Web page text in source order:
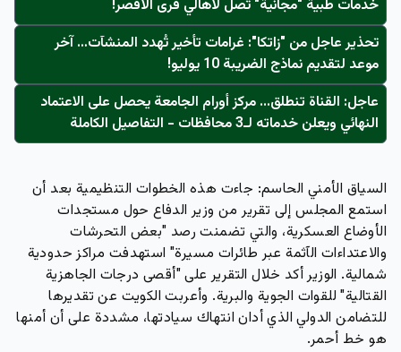
خدمات طبية "مجانية" تصل لأهالي قرى الأقصر!
تحذير عاجل من "زاتكا": غرامات تأخير تُهدد المنشآت… آخر
موعد لتقديم نماذج الضريبة 10 يوليو!
عاجل: القناة تنطلق... مركز أورام الجامعة يحصل على الاعتماد
النهائي ويعلن خدماته لـ3 محافظات - التفاصيل الكاملة
السياق الأمني الحاسم: جاءت هذه الخطوات التنظيمية بعد أن
استمع المجلس إلى تقرير من وزير الدفاع حول مستجدات
الأوضاع العسكرية، والتي تضمنت رصد "بعض التحرشات
والاعتداءات الآثمة عبر طائرات مسيرة" استهدفت مراكز حدودية
شمالية. الوزير أكد خلال التقرير على "أقصى درجات الجاهزية
القتالية" للقوات الجوية والبرية. وأعربت الكويت عن تقديرها
للتضامن الدولي الذي أدان انتهاك سيادتها، مشددة على أن أمنها
هو خط أحمر.